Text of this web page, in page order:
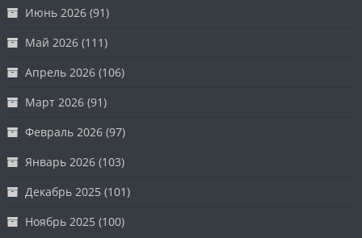
Июнь 2026 (91)
Май 2026 (111)
Апрель 2026 (106)
Март 2026 (91)
Февраль 2026 (97)
Январь 2026 (103)
Декабрь 2025 (101)
Ноябрь 2025 (100)